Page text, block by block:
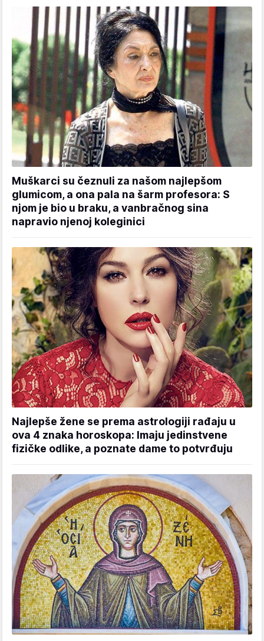
Muškarci su čeznuli za našom najlepšom
glumicom, a ona pala na šarm profesora: S
njom je bio u braku, a vanbračnog sina
napravio njenoj koleginici
Najlepše žene se prema astrologiji rađaju u
ova 4 znaka horoskopa: Imaju jedinstvene
fizičke odlike, a poznate dame to potvrđuju